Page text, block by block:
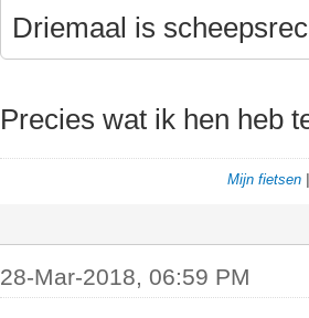
Driemaal is
Precies wat ik hen heb
Mijn fietsen
28-Mar-2018, 06:59 PM